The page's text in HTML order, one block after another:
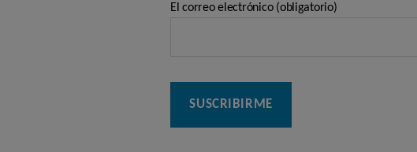
El correo electrónico (obligatorio)